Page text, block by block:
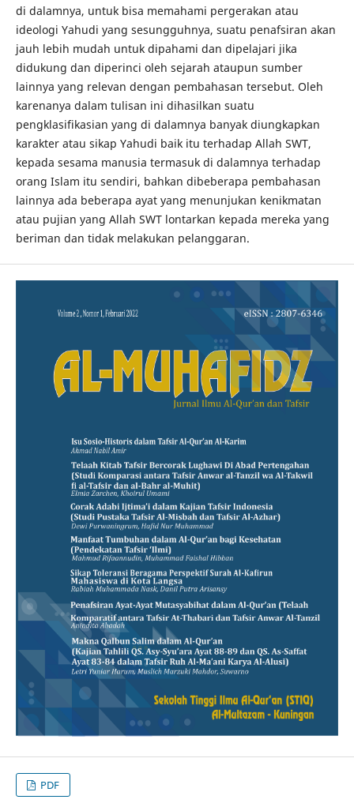
di dalamnya, untuk bisa memahami pergerakan atau
ideologi Yahudi yang sesungguhnya, suatu penafsiran akan
jauh lebih mudah untuk dipahami dan dipelajari jika
didukung dan diperinci oleh sejarah ataupun sumber
lainnya yang relevan dengan pembahasan tersebut. Oleh
karenanya dalam tulisan ini dihasilkan suatu
pengklasifikasian yang di dalamnya banyak diungkapkan
karakter atau sikap Yahudi baik itu terhadap Allah SWT,
kepada sesama manusia termasuk di dalamnya terhadap
orang Islam itu sendiri, bahkan dibeberapa pembahasan
lainnya ada beberapa ayat yang menunjukan kenikmatan
atau pujian yang Allah SWT lontarkan kepada mereka yang
beriman dan tidak melakukan pelanggaran.
PDF